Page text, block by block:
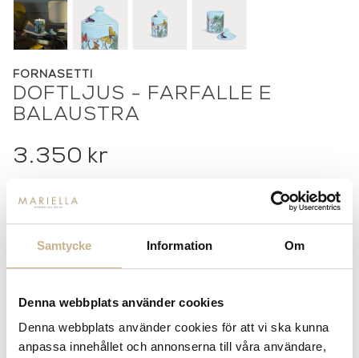
Samtycke Information Om
Denna webbplats använder cookies
Denna webbplats använder cookies för att vi ska kunna
anpassa innehållet och annonserna till våra användare,
FORNASETTI
DOFTLJUS - FARFALLE E
BALAUSTRA
3.350 kr
+
- LÄGG I VARUKORG
10% välkomstrabattnär du registrerar dig för vårt
Fri frakt på mindra varor vid köp över 1000:-
900:- i frakt vid köp av större möbler